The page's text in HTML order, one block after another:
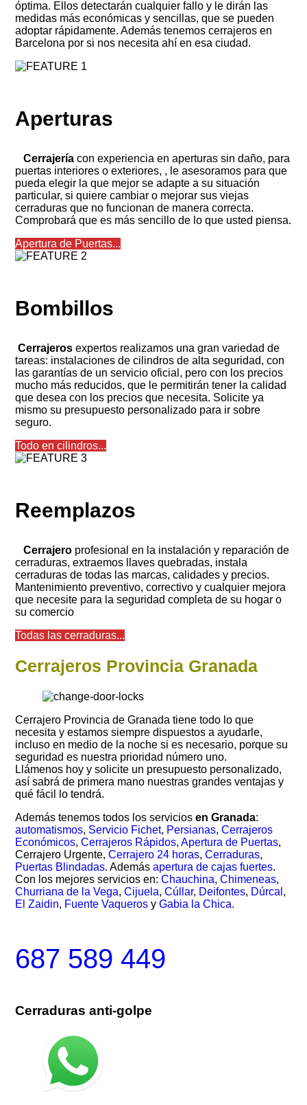
óptima. Ellos detectarán cualquier fallo y le dirán las
medidas más económicas y sencillas, que se pueden
adoptar rápidamente. Además tenemos cerrajeros en
Barcelona por si nos necesita ahí en esa ciudad.
Aperturas
Cerrajería con experiencia en aperturas sin daño, para
puertas interiores o exteriores, , le asesoramos para que
pueda elegir la que mejor se adapte a su situación
particular, si quiere cambiar o mejorar sus viejas
cerraduras que no funcionan de manera correcta.
Comprobará que es más sencillo de lo que usted piensa.
Apertura de Puertas...
Bombillos
Cerrajeros expertos realizamos una gran variedad de
tareas: instalaciones de cilindros de alta seguridad, con
las garantías de un servicio oficial, pero con los precios
mucho más reducidos, que le permitirán tener la calidad
que desea con los precios que necesita. Solicite ya
mismo su presupuesto personalizado para ir sobre
seguro.
Todo en cilindros...
Reemplazos
Cerrajero profesional en la instalación y reparación de
cerraduras, extraemos llaves quebradas, instala
cerraduras de todas las marcas, calidades y precios.
Mantenimiento preventivo, correctivo y cualquier mejora
que necesite para la seguridad completa de su hogar o
su comercio
Todas las cerraduras...
Cerrajeros Provincia Granada
Cerrajero Provincia de Granada tiene todo lo que
necesita y estamos siempre dispuestos a ayudarle,
incluso en medio de la noche si es necesario, porque su
seguridad es nuestra prioridad número uno.
Llámenos hoy y solicite un presupuesto personalizado,
así sabrá de primera mano nuestras grandes ventajas y
qué fácil lo tendrá.
Además tenemos todos los serviciosen Granada:
automatismos, Servicio Fichet, Persianas,Cerrajeros
Económicos,Cerrajeros Rápidos,Apertura de Puertas,
Cerrajero Urgente,Cerrajero 24 horas,Cerraduras,
Puertas Blindadas. Ademásapertura de cajas fuertes.
Con los mejores servicios en:Chauchina,Chimeneas,
Churriana de la Vega,Cijuela,Cúllar, Deifontes, Dúrcal ,
El Zaidin, Fuente Vaqueros yGabia la Chica.
687 589 449
Cerraduras anti-golpe